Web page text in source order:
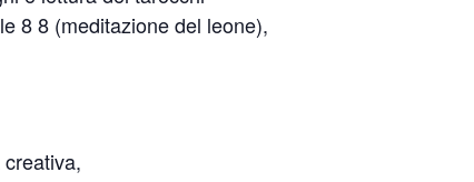
8 8 (meditazione del leone),